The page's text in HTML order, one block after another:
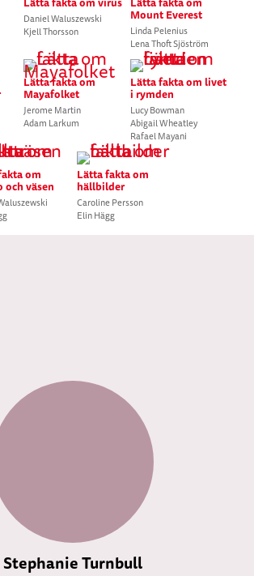
Daniel Waluszewski
Kjell Thorsson
Mount Everest
Linda Pelenius
Lena Thoft Sjöström
Lätta fakta om
Mayafolket
Jerome Martin
Adam Larkum
Lätta fakta om livet
i rymden
Lucy Bowman
Abigail Wheatley
Rafael Mayani
om
väsen
Lätta fakta om
hällbilder
Caroline Persson
Elin Hägg
Stephanie Turnbull